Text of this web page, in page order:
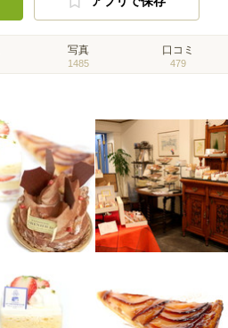
写真
1485
口コミ
479